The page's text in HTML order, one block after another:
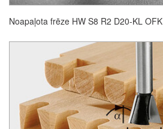
Noapaļota frēze HW S8 R2 D20-KL OFK